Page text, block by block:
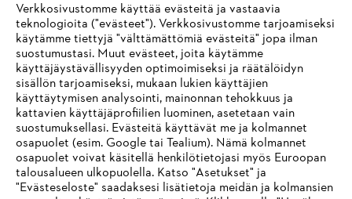
Yritys
STIHL FAQ
Verkkosivustomme käyttää evästeitä ja vastaavia
teknologioita ("evästeet"). Verkkosivustomme tarjoamiseksi
käytämme tiettyjä "välttämättömiä evästeitä" jopa ilman
suostumustasi. Muut evästeet, joita käytämme
käyttäjäystävällisyyden optimoimiseksi ja räätälöidyn
sisällön tarjoamiseksi, mukaan lukien käyttäjien
käyttäytymisen analysointi, mainonnan tehokkuus ja
kattavien käyttäjäprofiilien luominen, asetetaan vain
suostumuksellasi. Evästeitä käyttävät me ja kolmannet
osapuolet (esim. Google tai Tealium). Nämä kolmannet
osapuolet voivat käsitellä henkilötietojasi myös Euroopan
talousalueen ulkopuolella. Katso "Asetukset" ja
"Evästeseloste" saadaksesi lisätietoja meidän ja kolmansien